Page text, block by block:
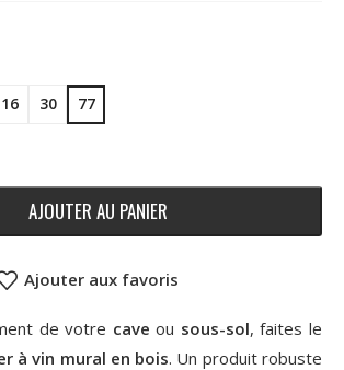
16 30 77
AJOUTER AU PANIER
Ajouter aux favoris
de votre cave ou sous-sol, faites le
à vin mural en bois. Un produit robuste